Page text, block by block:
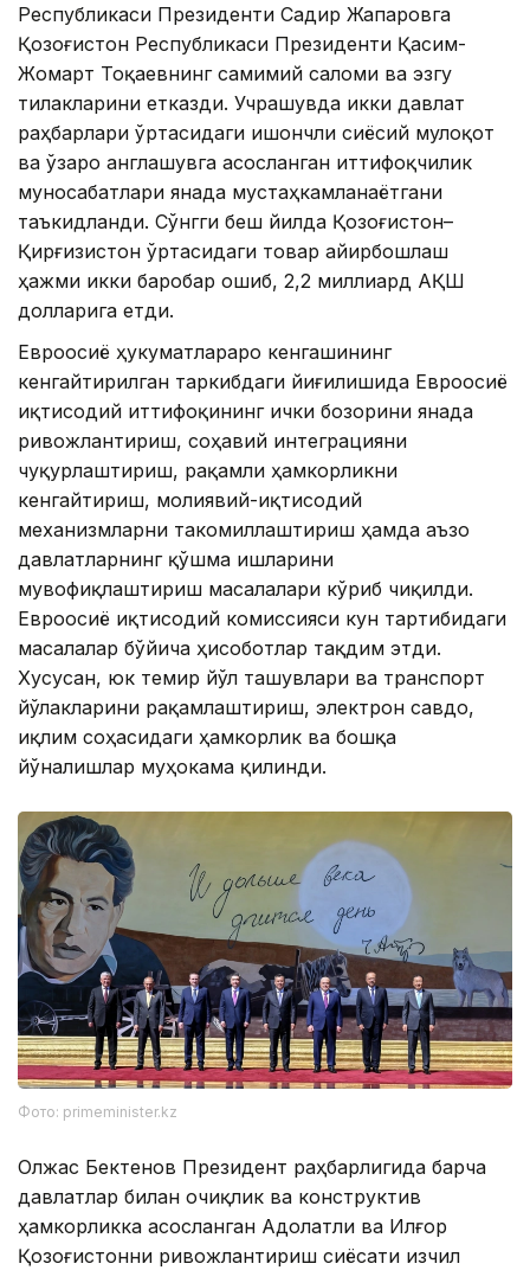
Республикаси Президенти Садир Жапаровга
Қозоғистон Республикаси Президенти Қасим-
Жомарт Тоқаевнинг самимий саломи ва эзгу
тилакларини етказди. Учрашувда икки давлат
раҳбарлари ўртасидаги ишончли сиёсий мулоқот
ва ўзаро англашувга асосланган иттифоқчилик
муносабатлари янада мустаҳкамланаётгани
таъкидланди. Сўнгги беш йилда Қозоғистон–
Қирғизистон ўртасидаги товар айирбошлаш
ҳажми икки баробар ошиб, 2,2 миллиард АҚШ
долларига етди.
Евроосиё ҳукуматлараро кенгашининг
кенгайтирилган таркибдаги йиғилишида Евроосиё
иқтисодий иттифоқининг ички бозорини янада
ривожлантириш, соҳавий интеграцияни
чуқурлаштириш, рақамли ҳамкорликни
кенгайтириш, молиявий-иқтисодий
механизмларни такомиллаштириш ҳамда аъзо
давлатларнинг қўшма ишларини
мувофиқлаштириш масалалари кўриб чиқилди.
Евроосиё иқтисодий комиссияси кун тартибидаги
масалалар бўйича ҳисоботлар тақдим этди.
Хусусан, юк темир йўл ташувлари ва транспорт
йўлакларини рақамлаштириш, электрон савдо,
иқлим соҳасидаги ҳамкорлик ва бошқа
йўналишлар муҳокама қилинди.
Фото: primeminister.kz
Олжас Бектенов Президент раҳбарлигида барча
давлатлар билан очиқлик ва конструктив
ҳамкорликка асосланган Адолатли ва Илғор
Қозоғистонни ривожлантириш сиёсати изчил